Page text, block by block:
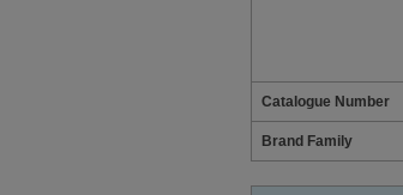
Catalogue Number
Brand Family